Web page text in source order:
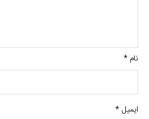
نام*
ایمیل*